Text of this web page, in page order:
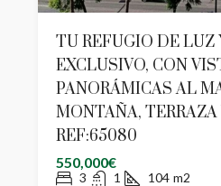
TU REFUGIO DE LUZ
EXCLUSIVO, CON
PANORÁMICAS AL
MONTAÑA, TERRAZA
REF:65080
550,000€
3 1 104 m2